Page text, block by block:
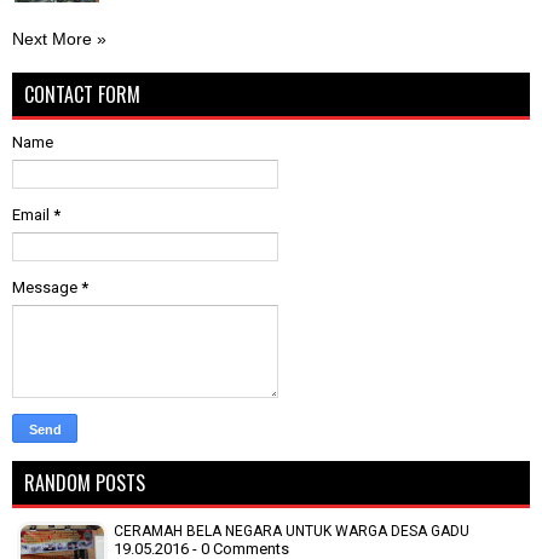
Next More »
CONTACT FORM
Name
Email *
Message *
RANDOM POSTS
CERAMAH BELA NEGARA UNTUK WARGA DESA GADU
19.05.2016 - 0 Comments